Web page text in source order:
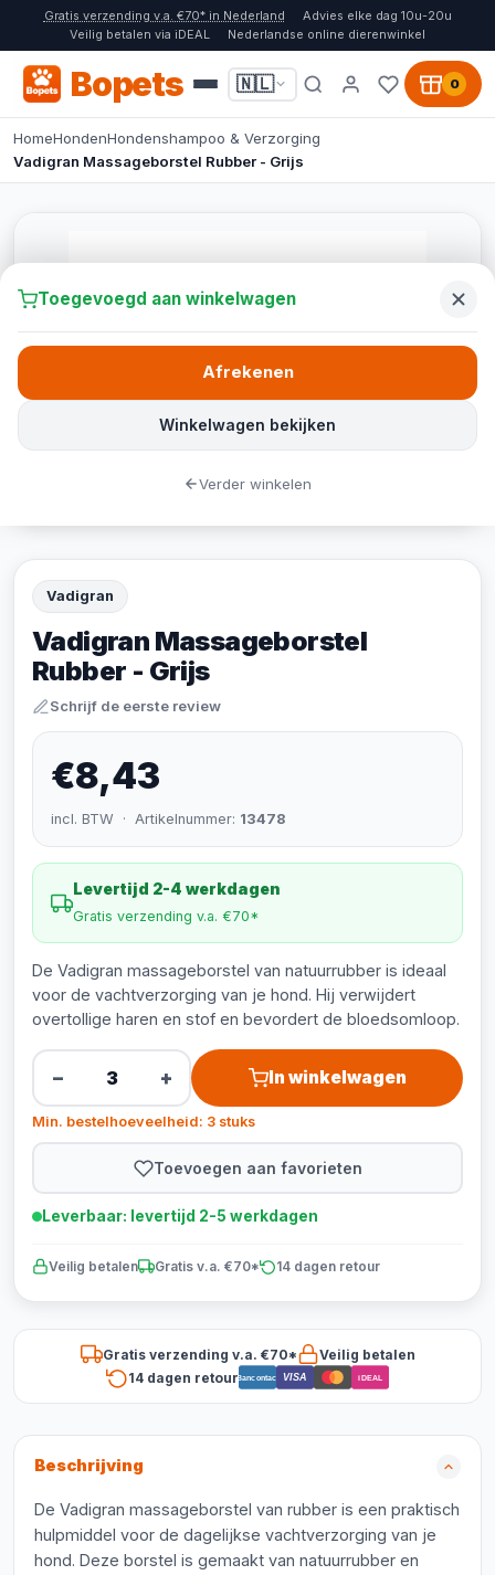
Gratis verzending v.a. €70* in Nederland
Advies elke dag 10u-20u
Veilig betalen via iDEAL
Nederlandse online dierenwinkel
Bopets 🇳🇱 0
HomeHondenHondenshampoo & Verzorging
Vadigran Massageborstel Rubber - Grijs
Vadigran
Vadigran Massageborstel
Rubber - Grijs
Schrijf de eerste review
€8,43
incl. BTW · Artikelnummer: 13478
Levertijd 2-4 werkdagen
Gratis verzending v.a. €70*
De Vadigran massageborstel van natuurrubber is ideaal
voor de vachtverzorging van je hond. Hij verwijdert
overtollige haren en stof en bevordert de bloedsomloop.
− + In winkelwagen
Min. bestelhoeveelheid: 3 stuks
Toevoegen aan favorieten
Leverbaar: levertijd 2-5 werkdagen
Veilig betalen Gratis v.a. €70* 14 dagen retour
Gratis verzending v.a. €70*
Veilig betalen
14 dagen retourBancontact VISA iDEAL
Beschrijving
De Vadigran massageborstel van rubber is een praktisch
hulpmiddel voor de dagelijkse vachtverzorging van je
hond. Deze borstel is gemaakt van natuurrubber en
Toegevoegd aan winkelwagen
Winkelwagen bekijken
Afrekenen
Verder winkelen